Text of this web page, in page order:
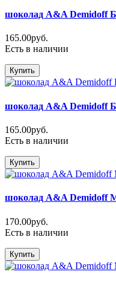
шоколад A&A Demidoff
165.00руб.
Есть в наличии
Купить
шоколад A&A Demidoff
165.00руб.
Есть в наличии
Купить
шоколад A&A Demidoff
170.00руб.
Есть в наличии
Купить